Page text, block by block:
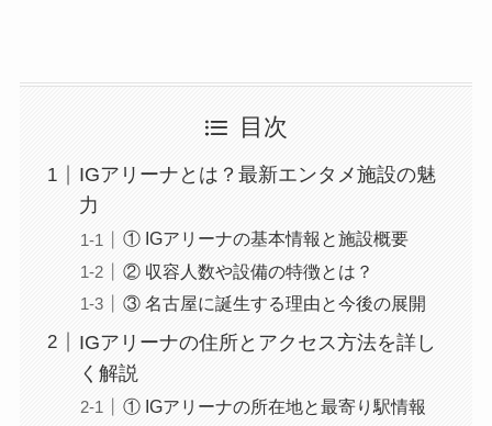
目次
IGアリーナとは？最新エンタメ施設の魅
力
① IGアリーナの基本情報と施設概要
② 収容人数や設備の特徴とは？
③ 名古屋に誕生する理由と今後の展開
IGアリーナの住所とアクセス方法を詳し
く解説
① IGアリーナの所在地と最寄り駅情報